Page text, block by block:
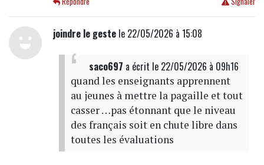
joindre le gestele 22/05/2026 à 15:08
saco697 a écrit le 22/05/2026 à 09h16
quand les enseignants apprennent
au jeunes à mettre la pagaille et tout
casser …pas étonnant que le niveau
des français soit en chute libre dans
toutes les évaluations